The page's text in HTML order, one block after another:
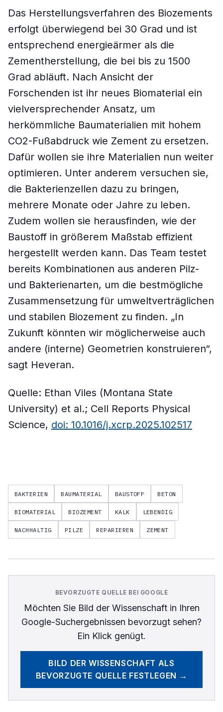
Das Herstellungsverfahren des Biozements
erfolgt überwiegend bei 30 Grad und ist
entsprechend energieärmer als die
Zementherstellung, die bei bis zu 1500
Grad abläuft. Nach Ansicht der
Forschenden ist ihr neues Biomaterial ein
vielversprechender Ansatz, um
herkömmliche Baumaterialien mit hohem
CO2-Fußabdruck wie Zement zu ersetzen.
Dafür wollen sie ihre Materialien nun weiter
optimieren. Unter anderem versuchen sie,
die Bakterienzellen dazu zu bringen,
mehrere Monate oder Jahre zu leben.
Zudem wollen sie herausfinden, wie der
Baustoff in größerem Maßstab effizient
hergestellt werden kann. Das Team testet
bereits Kombinationen aus anderen Pilz-
und Bakterienarten, um die bestmögliche
Zusammensetzung für umweltverträglichen
und stabilen Biozement zu finden. „In
Zukunft könnten wir möglicherweise auch
andere (interne) Geometrien konstruieren“,
sagt Heveran.
Quelle: Ethan Viles (Montana State
University) et al.; Cell Reports Physical
Science, doi: 10.1016/j.xcrp.2025.102517
BAKTERIEN BAUMATERIAL BAUSTOFF BETON
BIOMATERIAL BIOZEMENT KALK LEBENDIG
NACHHALTIG PILZE REPARIEREN ZEMENT
BEVORZUGTE QUELLE BEI GOOGLE
Möchten Sie Bild der Wissenschaftin Ihren
Google-Suchergebnissen bevorzugt sehen?
Ein Klick genügt.
BILD DER WISSENSCHAFT ALS
BEVORZUGTE QUELLE FESTLEGEN →